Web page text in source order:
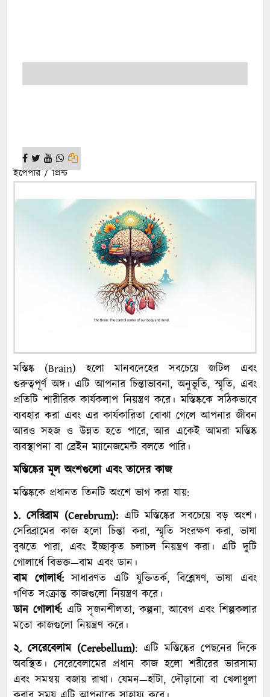
ইপেপার / প্রিন্ট
মস্তিষ্ক (Brain) হলো মানবদেহের সবচেয়ে জটিল এবং
গুরুত্বপূর্ণ অঙ্গ। এটি আপনার চিন্তাভাবনা, অনুভূতি, স্মৃতি, এবং
প্রতিটি শারীরিক কার্যকলাপ নিয়ন্ত্রণ করে। মস্তিষ্ককে সঠিকভাবে
ব্যবহার করা এবং এর কার্যকারিতা বোঝা গেলে আপনার জীবন
আরও সহজ ও উন্নত হতে পারে, আর একেই আমরা মস্তিষ্ক
ব্যবস্থাপনা বা ব্রেইন ম্যানেজমেন্ট বলতে পারি।
মস্তিষ্কের মূল অংশগুলো এবং তাদের কাজ
মস্তিষ্ককে প্রধানত তিনটি অংশে ভাগ করা যায়:
১. সেরিব্রাম (Cerebrum):এটি মস্তিষ্কের সবচেয়ে বড় অংশ।
সেরিব্রামের কাজ হলো চিন্তা করা, স্মৃতি সংরক্ষণ করা, ভাষা
বুঝতে পারা, এবং ইচ্ছাকৃত চলাচল নিয়ন্ত্রণ করা। এটি দুটি
গোলার্ধে বিভক্ত—বাম এবং ডান।
বাম গোলার্ধ:সাধারণত এটি যুক্তিতর্ক, বিশ্লেষণ, ভাষা এবং
গণিত সংক্রান্ত কাজগুলো নিয়ন্ত্রণ করে।
ডান গোলার্ধ: এটি সৃজনশীলতা, কল্পনা, আবেগ এবং শিল্পকলার
মতো কাজগুলো নিয়ন্ত্রণ করে।
২. সেরেবেলাম (Cerebellum): এটি মস্তিষ্কের পেছনের দিকে
অবস্থিত। সেরেবেলামের প্রধান কাজ হলো শরীরের ভারসাম্য
এবং সমন্বয় বজায় রাখা। যেমন—হাঁটা, দৌড়ানো বা খেলাধুলা